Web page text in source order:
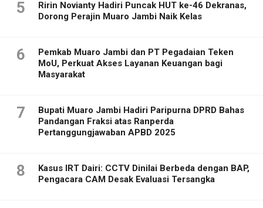
5
Ririn Novianty Hadiri Puncak HUT ke-46 Dekranas,
Dorong Perajin Muaro Jambi Naik Kelas
6
Pemkab Muaro Jambi dan PT Pegadaian Teken
MoU, Perkuat Akses Layanan Keuangan bagi
Masyarakat
7
Bupati Muaro Jambi Hadiri Paripurna DPRD Bahas
Pandangan Fraksi atas Ranperda
Pertanggungjawaban APBD 2025
8
Kasus IRT Dairi: CCTV Dinilai Berbeda dengan BAP,
Pengacara CAM Desak Evaluasi Tersangka